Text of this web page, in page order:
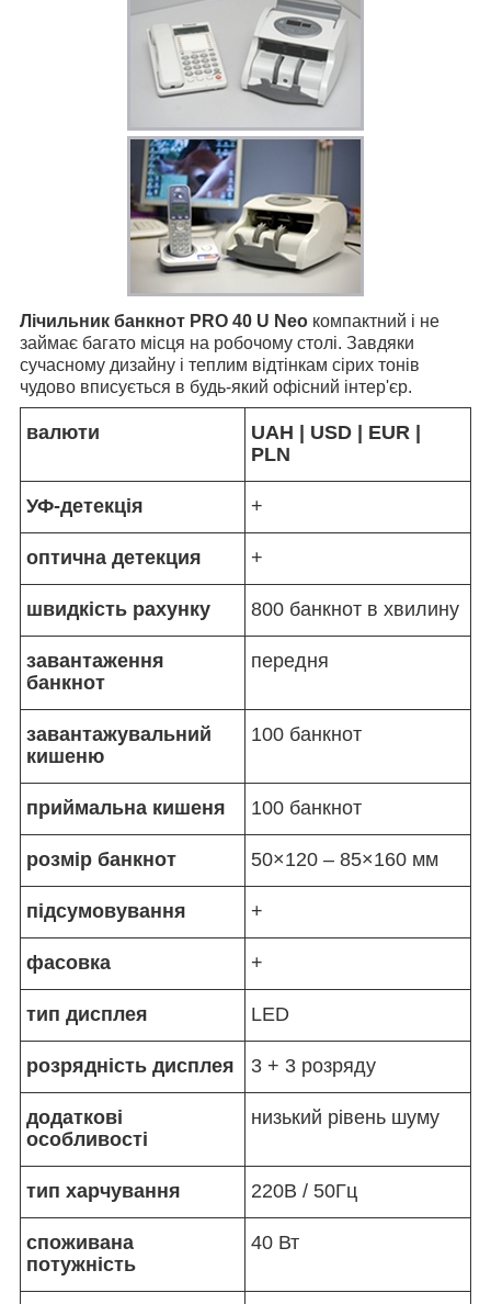
Лічильник банкнот PRO 40 U Neo компактний і не
займає багато місця на робочому столі. Завдяки
сучасному дизайну і теплим відтінкам сірих тонів
чудово вписується в будь-який офісний інтер'єр.
валюти
UAH | USD | EUR |
PLN
УФ-детекція +
оптична детекция +
швидкість рахунку 800 банкнот в хвилину
завантаження
банкнот
передня
завантажувальний
кишеню
100 банкнот
приймальна кишеня 100 банкнот
розмір банкнот 50×120 – 85×160 мм
підсумовування +
фасовка +
тип дисплея LED
розрядність дисплея 3 + 3 розряду
додаткові
особливості
низький рівень шуму
тип харчування 220В / 50Гц
споживана
потужність
40 Вт